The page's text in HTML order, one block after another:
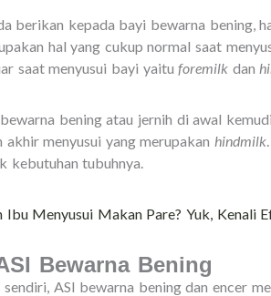
berikan kepada bayi bewarna bening,
hal yang cukup normal saat
saat menyusui bayi yaituforemilk dan
bening atau jernih di awal
akhir menyusui yang merupakan hindmilk
kebutuhan tubuhnya.
Ibu Menyusui Makan Pare? Yuk, Kenali
Bewarna Bening
ASI bewarna bening dan encer